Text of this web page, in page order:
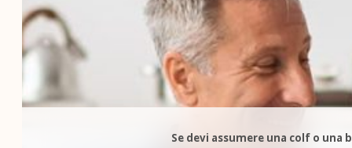
Se devi assumere una colf o